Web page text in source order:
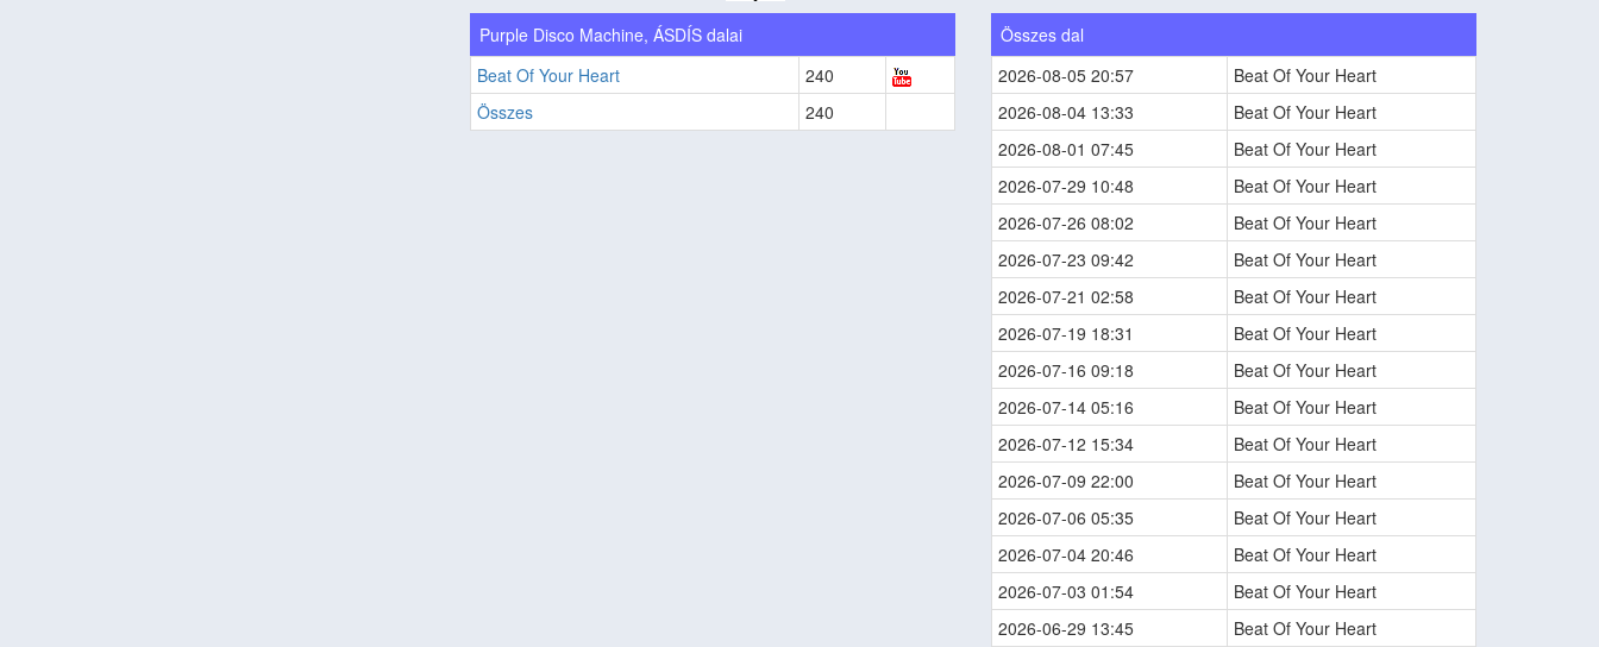
Purple Disco Machine, ÁSDÍS dalai
Beat Of Your Heart
240
Összes
240
Összes dal
2026-08-05 20:57
Beat Of Your Heart
2026-08-04 13:33
Beat Of Your Heart
2026-08-01 07:45
Beat Of Your Heart
2026-07-29 10:48
Beat Of Your Heart
2026-07-26 08:02
Beat Of Your Heart
2026-07-23 09:42
Beat Of Your Heart
2026-07-21 02:58
Beat Of Your Heart
2026-07-19 18:31
Beat Of Your Heart
2026-07-16 09:18
Beat Of Your Heart
2026-07-14 05:16
Beat Of Your Heart
2026-07-12 15:34
Beat Of Your Heart
2026-07-09 22:00
Beat Of Your Heart
2026-07-06 05:35
Beat Of Your Heart
2026-07-04 20:46
Beat Of Your Heart
2026-07-03 01:54
Beat Of Your Heart
2026-06-29 13:45
Beat Of Your Heart